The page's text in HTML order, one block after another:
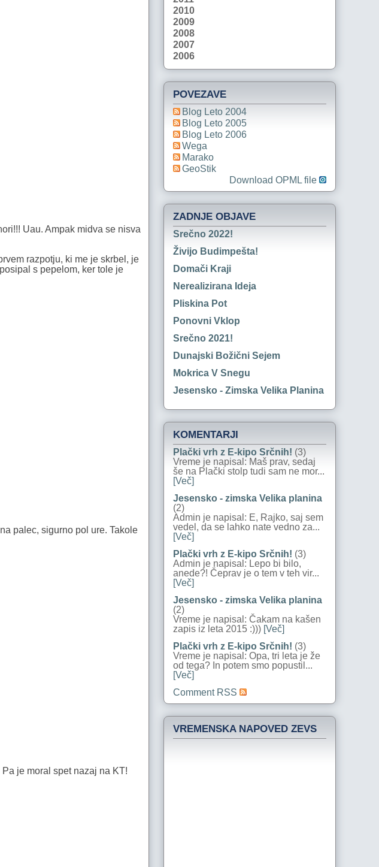
Uau. Ampak midva se nisva
razpotju, ki me je skrbel, je
s pepelom, ker tole je
palec, sigurno pol ure. Takole
je moral spet nazaj na KT!
2010
2009
2008
2007
2006
POVEZAVE
Blog Leto 2004
Blog Leto 2005
Blog Leto 2006
Wega
Marako
GeoStik
Download OPML file
ZADNJE OBJAVE
Srečno 2022!
Živijo Budimpešta!
Domači Kraji
Nerealizirana Ideja
Pliskina Pot
Ponovni Vklop
Srečno 2021!
Dunajski Božični Sejem
Mokrica V Snegu
Jesensko - Zimska Velika Planina
KOMENTARJI
Plački vrh z E-kipo Srčnih! (3)
Vreme je napisal: Maš prav, sedaj
še na Plački stolp tudi sam ne mor...
[Več]
Jesensko - zimska Velika planina
(2)
Admin je napisal: E, Rajko, saj sem
vedel, da se lahko nate vedno za...
[Več]
Plački vrh z E-kipo Srčnih! (3)
Admin je napisal: Lepo bi bilo,
anede?! Čeprav je o tem v teh vir...
[Več]
Jesensko - zimska Velika planina
(2)
Vreme je napisal: Čakam na kašen
zapis iz leta 2015 :))) [Več]
Plački vrh z E-kipo Srčnih! (3)
Vreme je napisal: Opa, tri leta je že
od tega? In potem smo popustil...
[Več]
Comment RSS
VREMENSKA NAPOVED ZEVS